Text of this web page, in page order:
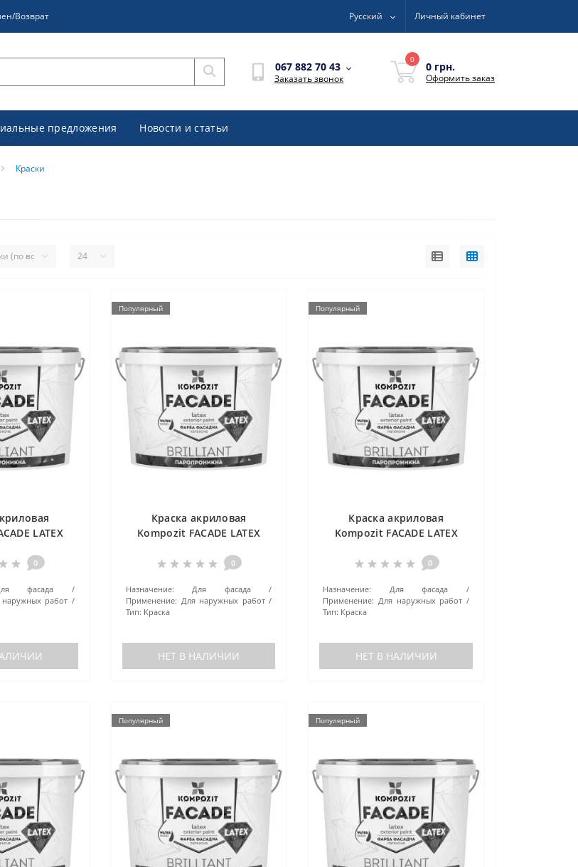
Возврат Русский Личный кабинет
067 882 70 43
Заказать звонок
0
0 грн.
Оформить заказ
предложения Новости и статьи
Краски
LATEX
0
фасада
работ
Популярный
Краска акриловая
Kompozit FACADE LATEX
0
Назначение:
Для фасада
Применение: Для наружных работ
Тип: Краска
НЕТ В НАЛИЧИИ
Популярный
Краска акриловая
Kompozit FACADE LATEX
0
Назначение:
Для фасада
Применение: Для наружных работ
Тип: Краска
НЕТ В НАЛИЧИИ
Популярный Популярный